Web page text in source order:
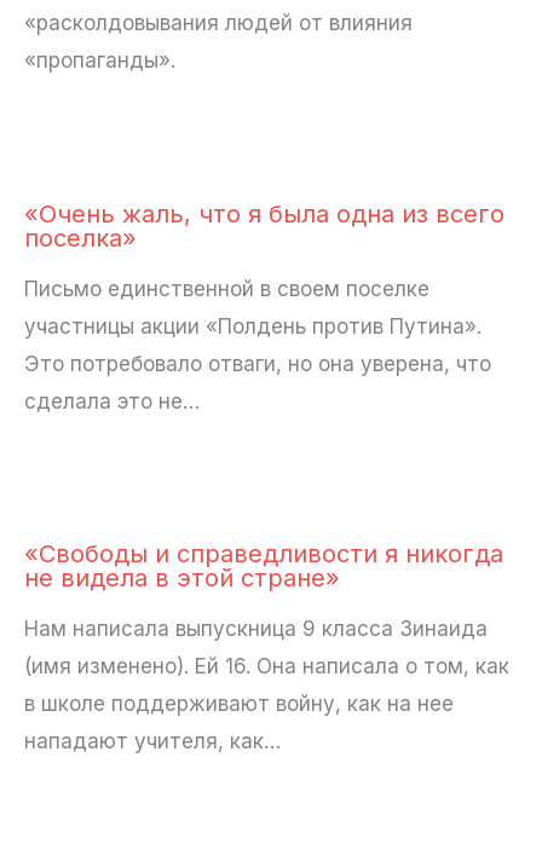
«расколдовывания людей от влияния
«пропаганды».
«Очень жаль, что я была одна из всего
поселка»
Письмо единственной в своем поселке
участницы акции «Полдень против Путина».
Это потребовало отваги, но она уверена, что
сделала это не…
«Свободы и справедливости я никогда
не видела в этой стране»
Нам написала выпускница 9 класса Зинаида
(имя изменено). Ей 16. Она написала о том, как
в школе поддерживают войну, как на нее
нападают учителя, как…